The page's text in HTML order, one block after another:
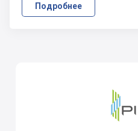
Подробнее